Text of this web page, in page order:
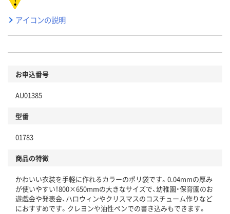
アイコンの説明
お申込番号
AU01385
型番
01783
商品の特徴
かわいい衣装を手軽に作れるカラーのポリ袋です。0.04mmの厚み
が使いやすい！800×650mmの大きなサイズで、幼稚園・保育園のお
遊戯会や発表会、ハロウィンやクリスマスのコスチューム作りなど
におすすめです。クレヨンや油性ペンでの書き込みもできます。